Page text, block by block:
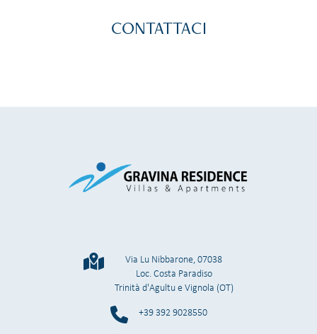
CONTATTACI
Via Lu Nibbarone, 07038
Loc. Costa Paradiso
Trinità d'Agultu e Vignola (OT)
+39 392 9028550